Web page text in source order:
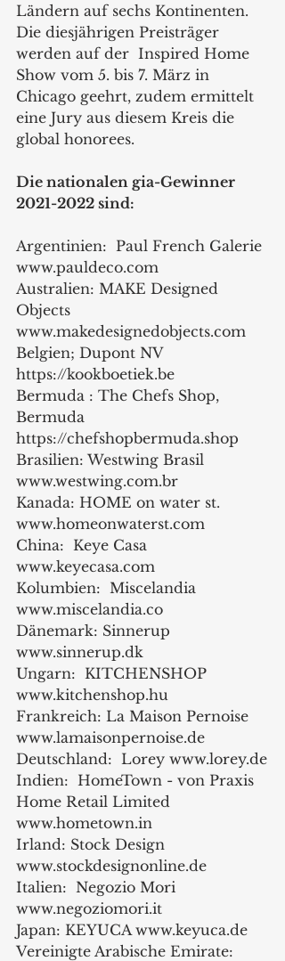
Ländern auf sechs Kontinenten.
Die diesjährigen Preisträger
werden auf der  Inspired Home
Show vom 5. bis 7. März in
Chicago geehrt, zudem ermittelt
eine Jury aus diesem Kreis die
global honorees.
Die nationalen gia-Gewinner
2021-2022 sind:
Argentinien:  Paul French Galerie
www.pauldeco.com
Australien: MAKE Designed
Objects
www.makedesignedobjects.com
Belgien; Dupont NV
https://kookboetiek.be
Bermuda : The Chefs Shop,
Bermuda
https://chefshopbermuda.shop
Brasilien: Westwing Brasil
www.westwing.com.br
Kanada: HOME on water st.
www.homeonwaterst.com
China:  Keye Casa
www.keyecasa.com
Kolumbien:  Miscelandia
www.miscelandia.co
Dänemark: Sinnerup
www.sinnerup.dk
Ungarn:  KITCHENSHOP
Frankreich: La Maison Pernoise
www.lamaisonpernoise.de
Deutschland:  Lorey www.lorey.de
Indien:  HomeTown - von Praxis
Home Retail Limited
www.hometown.in
Irland: Stock Design
www.stockdesignonline.de
Italien:  Negozio Mori
www.negoziomori.it
Japan: KEYUCA www.keyuca.de
Vereinigte Arabische Emirate: